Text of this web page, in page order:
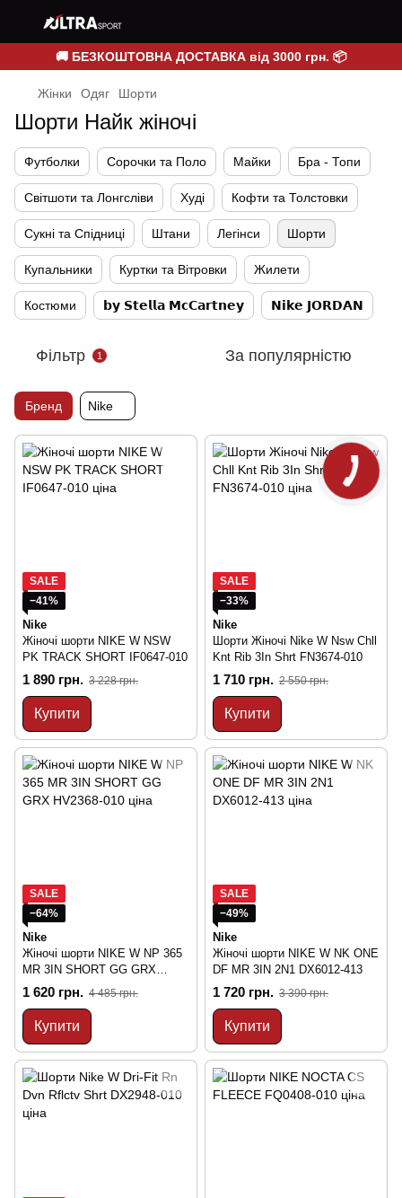
🚚 БЕЗКОШТОВНА ДОСТАВКА від 3000 грн. 📦
Жінки Одяг Шорти
Шорти Найк жіночі
Футболки Сорочки та Поло Майки Бра - Топи
Світшоти та Лонгсліви Худі Кофти та Толстовки
Сукні та Спідниці Штани Легінси Шорти
Купальники Куртки та Вітровки Жилети
Костюми 𝗯𝘆 𝗦𝘁𝗲𝗹𝗹𝗮 𝗠𝗰𝗖𝗮𝗿𝘁𝗻𝗲𝘆 𝗡𝗶𝗸𝗲 𝗝𝗢𝗥𝗗𝗔𝗡
Фільтр 1 За популярністю
Бренд Nike
SALE
−41%
Nike
Жіночі шорти NIKE W NSW
PK TRACK SHORT IF0647-010
1 890 грн. 3 228 грн.
Купити
SALE
−33%
Nike
Шорти Жіночі Nike W Nsw Chll
Knt Rib 3In Shrt FN3674-010
1 710 грн. 2 550 грн.
Купити
SALE
−64%
Nike
Жіночі шорти NIKE W NP 365
MR 3IN SHORT GG GRX
HV2368-010
1 620 грн. 4 485 грн.
Купити
SALE
−49%
Nike
Жіночі шорти NIKE W NK ONE
DF MR 3IN 2N1 DX6012-413
1 720 грн. 3 390 грн.
Купити